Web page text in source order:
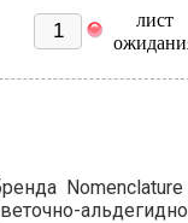
лист